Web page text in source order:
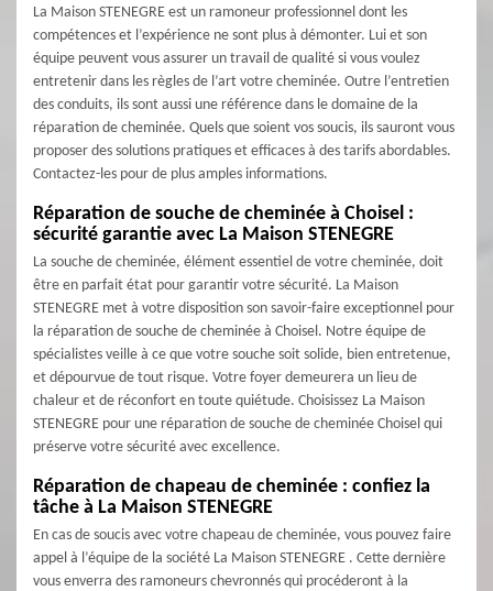
La Maison STENEGRE est un ramoneur professionnel dont les
compétences et l’expérience ne sont plus à démonter. Lui et son
équipe peuvent vous assurer un travail de qualité si vous voulez
entretenir dans les règles de l’art votre cheminée. Outre l’entretien
des conduits, ils sont aussi une référence dans le domaine de la
réparation de cheminée. Quels que soient vos soucis, ils sauront vous
proposer des solutions pratiques et efficaces à des tarifs abordables.
Contactez-les pour de plus amples informations.
Réparation de souche de cheminée à Choisel :
sécurité garantie avec La Maison STENEGRE
La souche de cheminée, élément essentiel de votre cheminée, doit
être en parfait état pour garantir votre sécurité. La Maison
STENEGRE met à votre disposition son savoir-faire exceptionnel pour
la réparation de souche de cheminée à Choisel. Notre équipe de
spécialistes veille à ce que votre souche soit solide, bien entretenue,
et dépourvue de tout risque. Votre foyer demeurera un lieu de
chaleur et de réconfort en toute quiétude. Choisissez La Maison
STENEGRE pour une réparation de souche de cheminée Choisel qui
préserve votre sécurité avec excellence.
Réparation de chapeau de cheminée : confiez la
tâche à La Maison STENEGRE
En cas de soucis avec votre chapeau de cheminée, vous pouvez faire
appel à l’équipe de la société La Maison STENEGRE . Cette dernière
vous enverra des ramoneurs chevronnés qui procéderont à la